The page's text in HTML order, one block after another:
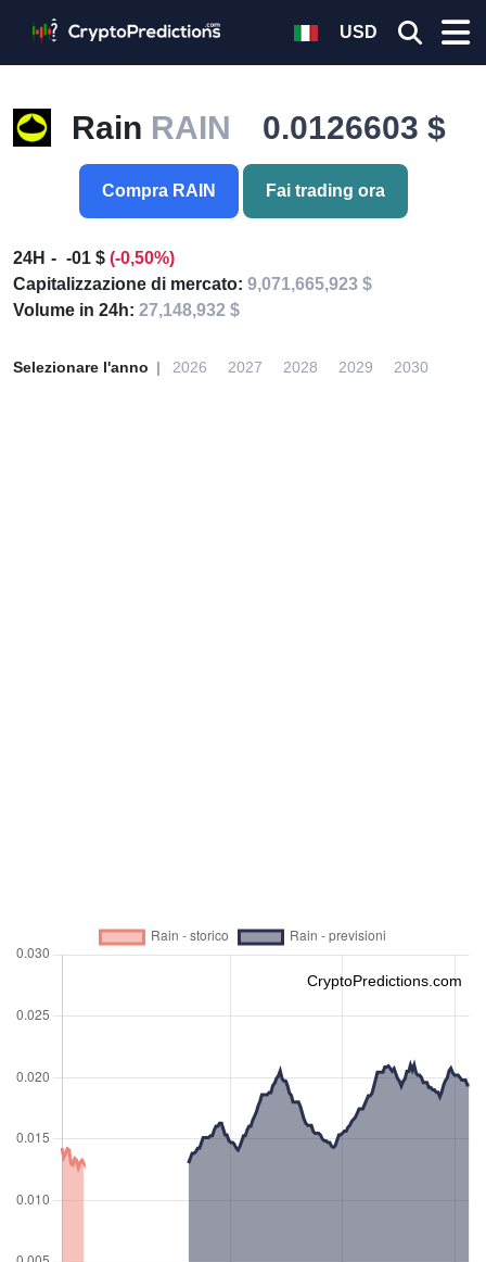
USD
Rain RAIN 0.0126603 $
Compra RAIN Fai trading ora
24H -01 $ (-0,50%)
Capitalizzazione di mercato: 9,071,665,923 $
Volume in 24h: 27,148,932 $
Selezionare l'anno 2026 2027 2028 2029 2030
CryptoPredictions.com